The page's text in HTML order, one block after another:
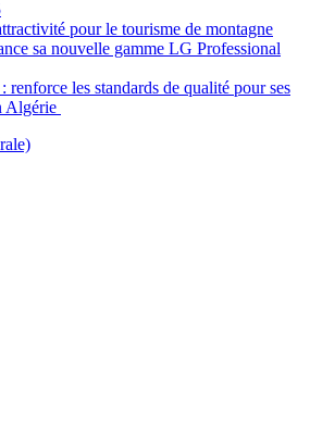
pour le tourisme de montagne
sa nouvelle gamme LG Professional
les standards de qualité pour ses
Algérie